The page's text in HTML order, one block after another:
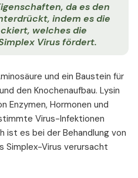
da es den
indem es die
welches die
Virus fördert.
und ein Baustein für
den Knochenaufbau. Lysin
Enzymen, Hormonen und
Virus-Infektionen
ist es bei der Behandlung von
Simplex-Virus verursacht